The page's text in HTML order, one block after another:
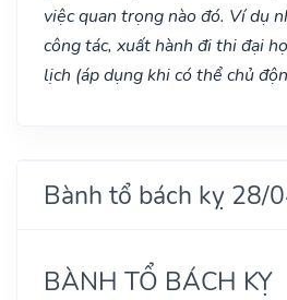
việc quan trọng nào đó. Ví dụ
công tác, xuất hành đi thi đại
lịch (áp dụng khi có thể chủ
Bành tổ bách kỵ 28/
BÀNH TỔ BÁCH KỴ